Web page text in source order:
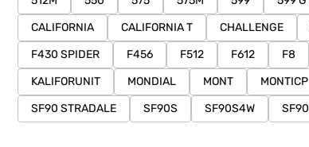
CALIFORNIA
CALIFORNIA T CHALLENGE
F430 SPIDER
F456 F512 F612 F8
KALIFORUNIT
MONDIAL MONT MONTICP
SF90 STRADALE
SF90S SF90S4W